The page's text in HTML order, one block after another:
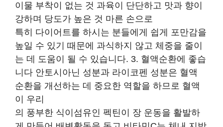
이물 부착이 없는 것 과육이 단단하고 맛과 향이
강하며 당도가 높은 것 마른 손으로
특히 다이어트를 하시는 분들에게 쉽게 포만감을
높일 수 있기 때문에 과식하지 않고 체중을 줄이
는 데 도움이 될 수 있습니다. 3. 혈액순환에 좋습
니다 안토시아닌 성분과 라이코펜 성분은 혈액
순환을 개선하는 데 중요한 역할을 하므로 혈액
이 우리
의 풍부한 식이섬유인 펙틴이 장 운동을 활발하